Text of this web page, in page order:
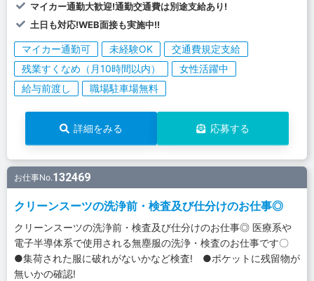
マイカー通勤大歓迎!通勤交通費は別途支給あり!
土日も対応!WEB面接も実施中!!
マイカー通勤可 未経験OK
交通費規定支給
残業すくなめ（月10時間以内）
女性活躍中
給与前渡し
職場駐車場無料
詳細をみる 応募する
お仕事No.132469
クリーンスーツの洗浄前・検査及び仕分けのお仕事◎
クリーンスーツの洗浄前・検査及び仕分けのお仕事◎ 医療系や
電子半導体系で使用される無塵服の洗浄・検査のお仕事です〇
●集荷された服に破れがないかなど検査! ●ポケットに残留物が
無いかの確認!